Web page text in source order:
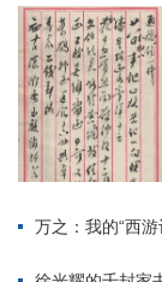
万之：我的“西游